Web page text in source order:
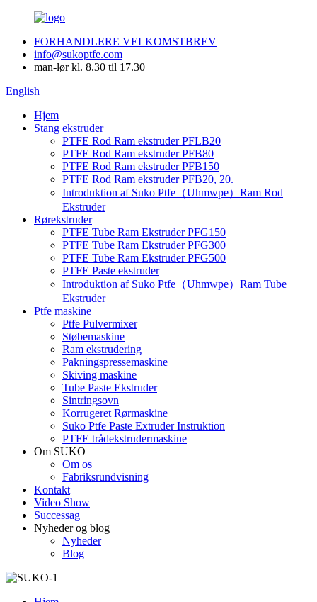
FORHANDLERE VELKOMSTBREV
info@sukoptfe.com
man-lør kl. 8.30 til 17.30
English
Hjem
Stang ekstruder
PTFE Rod Ram ekstruder PFLB20
PTFE Rod Ram ekstruder PFB80
PTFE Rod Ram ekstruder PFB150
PTFE Rod Ram ekstruder PFB20, 20.
Introduktion af Suko Ptfe（Uhmwpe）Ram Rod
Ekstruder
Rørekstruder
PTFE Tube Ram Ekstruder PFG150
PTFE Tube Ram Ekstruder PFG300
PTFE Tube Ram Ekstruder PFG500
PTFE Paste ekstruder
Introduktion af Suko Ptfe（Uhmwpe）Ram Tube
Ekstruder
Ptfe maskine
Ptfe Pulvermixer
Støbemaskine
Ram ekstrudering
Pakningspressemaskine
Skiving maskine
Tube Paste Ekstruder
Sintringsovn
Korrugeret Rørmaskine
Suko Ptfe Paste Extruder Instruktion
PTFE trådekstrudermaskine
Om SUKO
Om os
Fabriksrundvisning
Kontakt
Video Show
Successag
Nyheder og blog
Nyheder
Blog